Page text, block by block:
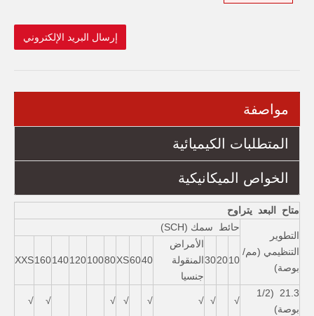
إرسال البريد الإلكتروني
مواصفة
المتطلبات الكيميائية
الخواص الميكانيكية
متاح البعد يتراوح
التطوير
التنظيمي (مم/
بوصة)
حائط سمك (SCH)
10
20
30
الأمراض
المنقولة
جنسيا
40
60
XS
80
100
120
140
160
XXS
21.3 (1/2
بوصة)
√
√
√
√
√
√
√
√